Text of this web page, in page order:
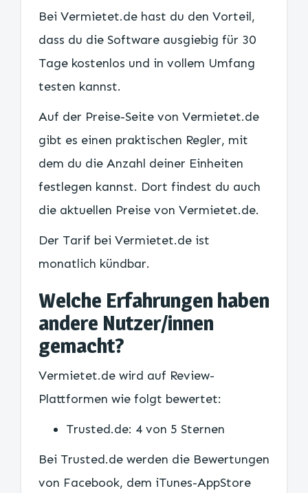
Bei Vermietet.de hast du den Vorteil,
dass du die Software ausgiebig für 30
Tage kostenlos und in vollem Umfang
testen kannst.
Auf der Preise-Seite von Vermietet.de
gibt es einen praktischen Regler, mit
dem du die Anzahl deiner Einheiten
festlegen kannst. Dort findest du auch
die aktuellen Preise von Vermietet.de.
Der Tarif bei Vermietet.de ist
monatlich kündbar.
Welche Erfahrungen haben
andere Nutzer/innen
gemacht?
Vermietet.de wird auf Review-
Plattformen wie folgt bewertet:
Trusted.de: 4 von 5 Sternen
Bei Trusted.de werden die Bewertungen
von Facebook, dem iTunes-AppStore